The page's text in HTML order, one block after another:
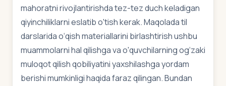
mahoratni rivojlantirishda tez-tez duch keladigan
qiyinchiliklarni eslatib o'tish kerak. Maqolada til
darslarida o‘qish materiallarini birlashtirish ushbu
muammolarni hal qilishga va o'quvchilarning og‘zaki
muloqot qilish qobiliyatini yaxshilashga yordam
berishi mumkinligi haqida faraz qilingan. Bundan